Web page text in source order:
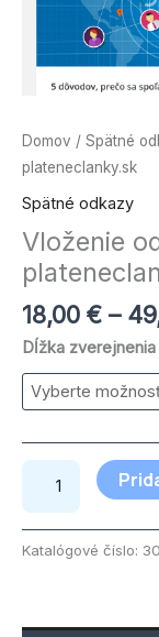
Domov / Spätné
plateneclanky.sk
Spätné odkazy
Vloženie
18,00 € –
Dĺžka zverejnenia
plateneclanky.sk
Katalógové číslo: